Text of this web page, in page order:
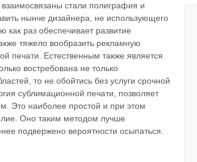
стали полиграфия и
нынче дизайнера, не использующего
раз обеспечивает развитие
тяжело вообразить рекламную
печати. Естественным также является
востребована не только
то не обойтись без услуги срочной
сублимационной печати, позволяет
Это наиболее простой и при этом
Оно таким методом лучше
подвержено вероятности осыпаться.